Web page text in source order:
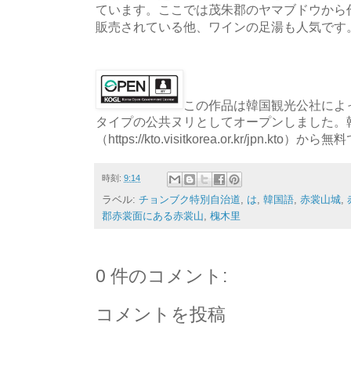
ています。ここでは茂朱郡のヤマブドウか
販売されている他、ワインの足湯も人気です
この作品は韓国観光公社に
タイプの公共ヌリとしてオープンしました。
（https://kto.visitkorea.or.kr/jpn.kto）から無
時刻: 9:14
ラベル: チョンブク特別自治道 は 韓国語 赤裳山城
郡赤裳面にある赤裳山 槐木里
0 件のコメント:
コメントを投稿